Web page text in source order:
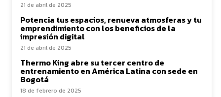
21 de abril de 2025
Potencia tus espacios, renueva atmosferas y tu
emprendimiento con los beneficios de la
impresión digital
21 de abril de 2025
Thermo King abre su tercer centro de
entrenamiento en América Latina con sede en
Bogotá
18 de febrero de 2025